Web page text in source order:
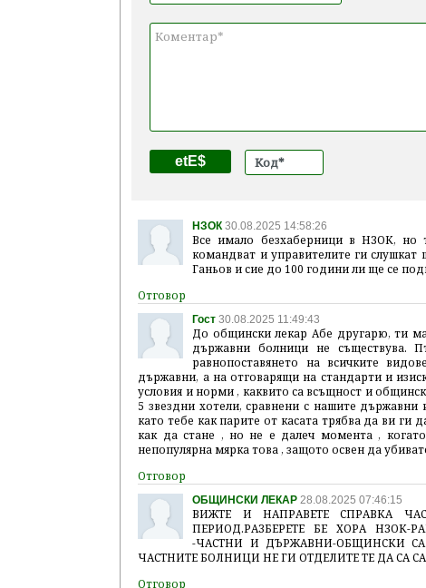
etE$
НЗОК30.08.2025 14:58:26
Все имало безхаберници в НЗОК, но
командват и управителите ги
Ганьов и сие до 100 години ли ще се
Гост 30.08.2025 11:49:43
До общински лекар Абе другарю, ти
държавни болници не съществува.
равнопоставянето на всичките
държавни, а на отговарящи на стандарти и
условия и норми , каквито са всъщност и
5 звездни хотели, сравнени с нашите
като тебе как парите от касата трябва да ви ги
как да стане , но не е далеч момента ,
непопулярна мярка това , защото освен да
ОБЩИНСКИ ЛЕКАР 28.08.2025 07:46:15
ВИЖТЕ И НАПРАВЕТЕ СПРАВКА
ПЕРИОД.РАЗБЕРЕТЕ БЕ ХОРА
-ЧАСТНИ И ДЪРЖАВНИ-ОБЩИНСКИ
ЧАСТНИТЕ БОЛНИЦИ НЕ ГИ ОТДЕЛИТЕ ТЕ ДА СА